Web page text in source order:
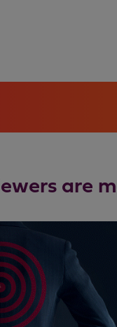
are